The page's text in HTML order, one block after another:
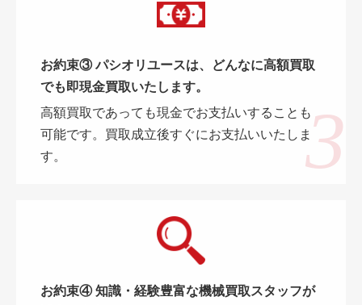
お約束③ パシオリユースは、どんなに高額買取
でも即現金買取いたします。
高額買取であっても現金でお支払いすることも
可能です。買取成立後すぐにお支払いいたしま
す。
お約束④ 知識・経験豊富な機械買取スタッフが